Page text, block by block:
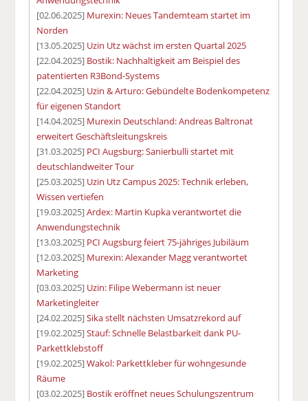
[02.06.2025] Murexin: Neues Tandemteam startet im
Norden
[13.05.2025] Uzin Utz wächst im ersten Quartal 2025
[22.04.2025] Bostik: Nachhaltigkeit am Beispiel des
patentierten R3Bond-Systems
[22.04.2025] Uzin & Arturo: Gebündelte Bodenkompetenz
für eigenen Standort
[14.04.2025] Murexin Deutschland: Andreas Baltronat
erweitert Geschäftsleitungskreis
[31.03.2025] PCI Augsburg: Sanierbulli startet mit
deutschlandweiter Tour
[25.03.2025] Uzin Utz Campus 2025: Technik erleben,
Wissen vertiefen
[19.03.2025]Ardex: Martin Kupka verantwortet die
Anwendungstechnik
[13.03.2025] PCI Augsburg feiert 75-jähriges Jubiläum
[12.03.2025] Murexin: Alexander Magg verantwortet
Marketing
[03.03.2025] Uzin: Filipe Webermann ist neuer
Marketingleiter
[24.02.2025]Sika stellt nächsten Umsatzrekord auf
[19.02.2025]Stauf: Schnelle Belastbarkeit dank PU-
Parkettklebstoff
[19.02.2025]Wakol: Parkettkleber für wohngesunde
Räume
[03.02.2025] Bostik eröffnet neues Schulungszentrum